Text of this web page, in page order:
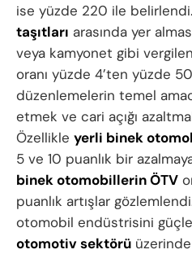
ise yüzde 220 ile belirlendi.
taşıtları arasında yer
veya kamyonet gibi
oranı yüzde 4’ten yüzde
düzenlemelerin temel
etmek ve cari açığı
Özellikle yerli binek
5 ve 10 puanlık bir
binek otomobillerin ÖTV
puanlık artışlar
otomobil endüstrisini
otomotiv sektörü